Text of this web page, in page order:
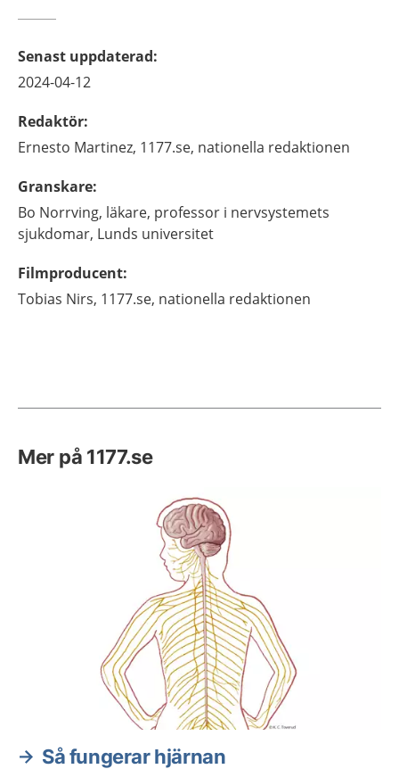
Senast uppdaterad:
2024-04-12
Redaktör:
Ernesto Martinez, 1177.se, nationella redaktionen
Granskare:
Bo Norrving, läkare, professor i nervsystemets
sjukdomar, Lunds universitet
Filmproducent:
Tobias Nirs, 1177.se, nationella redaktionen
Mer på 1177.se
Så fungerar hjärnan